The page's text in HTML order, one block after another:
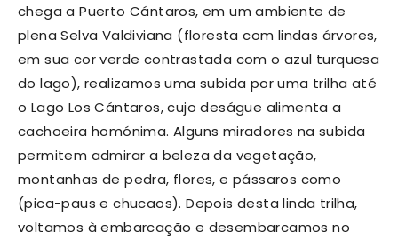
chega a Puerto Cántaros, em um ambiente de
plena Selva Valdiviana (floresta com lindas árvores,
em sua cor verde contrastada com o azul turquesa
do lago), realizamos uma subida por uma trilha até
o Lago Los Cántaros, cujo deságue alimenta a
cachoeira homónima. Alguns miradores na subida
permitem admirar a beleza da vegetação,
montanhas de pedra, flores, e pássaros como
(pica-paus e chucaos). Depois desta linda trilha,
voltamos à embarcação e desembarcamos no